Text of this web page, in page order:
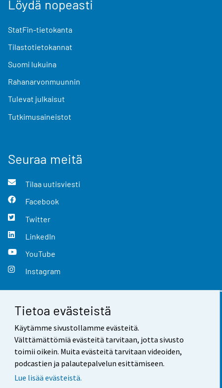
Tietoa evästeistä
Käytämme sivustollamme evästeitä.
Välttämättömiä evästeitä tarvitaan, jotta sivusto
toimii oikein. Muita evästeitä tarvitaan videoiden,
podcastien ja palautepalvelun esittämiseen.
Lue lisää evästeistä.
Löydä nopeasti
StatFin-tietokanta
Tilastotietokannat
Suomi lukuina
Rahanarvonmuunnin
Tulevat julkaisut
Tutkimusaineistot
Seuraa meitä
Tilaa uutisviesti
Facebook
Twitter
LinkedIn
YouTube
Instagram
Yhteystiedot
Palaute
Käyttöehdot